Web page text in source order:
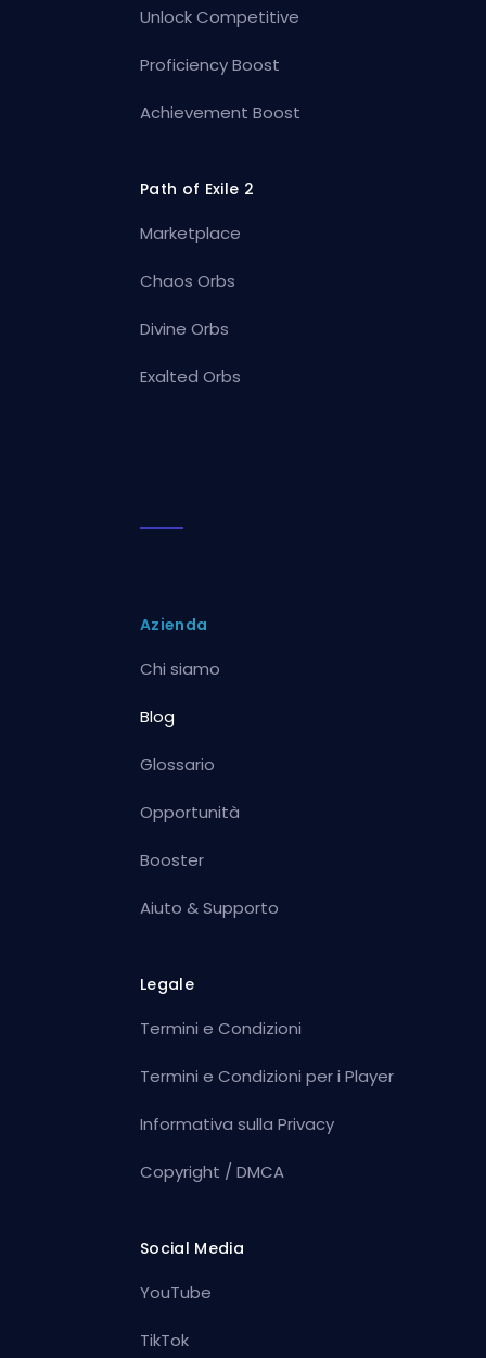
Unlock Competitive
Proficiency Boost
Achievement Boost
Path of Exile 2
Marketplace
Chaos Orbs
Divine Orbs
Exalted Orbs
Azienda
Chi siamo
Blog
Glossario
Opportunità
Booster
Aiuto & Supporto
Legale
Termini e Condizioni
Termini e Condizioni per i Player
Informativa sulla Privacy
Copyright / DMCA
Social Media
YouTube
TikTok